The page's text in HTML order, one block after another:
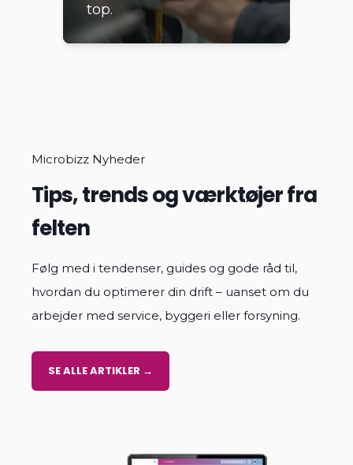
top.
Microbizz Nyheder
Tips, trends og værktøjer fra
felten
Følg med i tendenser, guides og gode råd til,
hvordan du optimerer din drift – uanset om du
arbejder med service, byggeri eller forsyning.
SE ALLE ARTIKLER →